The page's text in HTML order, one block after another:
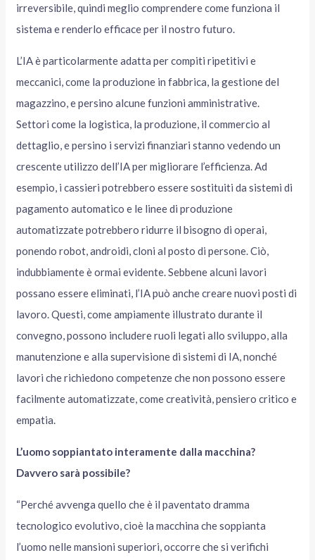
irreversibile, quindi meglio comprendere come funziona il
sistema e renderlo efficace per il nostro futuro.
L’IA è particolarmente adatta per compiti ripetitivi e
meccanici, come la produzione in fabbrica, la gestione del
magazzino, e persino alcune funzioni amministrative.
Settori come la logistica, la produzione, il commercio al
dettaglio, e persino i servizi finanziari stanno vedendo un
crescente utilizzo dell’IA per migliorare l’efficienza. Ad
esempio, i cassieri potrebbero essere sostituiti da sistemi di
pagamento automatico e le linee di produzione
automatizzate potrebbero ridurre il bisogno di operai,
ponendo robot, androidi, cloni al posto di persone. Ciò,
indubbiamente è ormai evidente. Sebbene alcuni lavori
possano essere eliminati, l’IA può anche creare nuovi posti di
lavoro. Questi, come ampiamente illustrato durante il
convegno, possono includere ruoli legati allo sviluppo, alla
manutenzione e alla supervisione di sistemi di IA, nonché
lavori che richiedono competenze che non possono essere
facilmente automatizzate, come creatività, pensiero critico e
empatia.
L’uomo soppiantato interamente dalla macchina?
Davvero sarà possibile?
“Perché avvenga quello che è il paventato dramma
tecnologico evolutivo, cioè la macchina che soppianta
l’uomo nelle mansioni superiori, occorre che si verifichi